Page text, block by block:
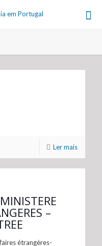
Ler mais
–
étrangères-